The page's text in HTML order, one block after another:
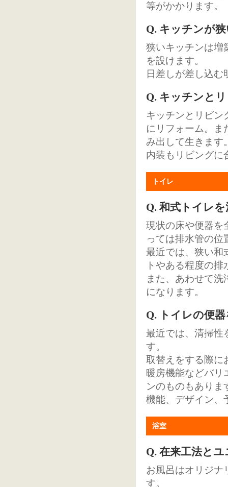
等がかかります。
Q. キッチンが
狭いキッチンは増
を設けます。
日差しが差し込
Q. キッチンと
キッチンとリビン
にリフォーム。ま
み出して生きます
内装もリビングに
トイレ
Q. 和式トイレ
現状の床や便器を
っては排水管の位
最近では、狭い和
トやある程度の
また、あわせて
になります。
Q. トイレの便
最近では、清掃性
す。
取替えをする際に
暖房機能などバリ
ンのものもありま
機能、デザイン、
浴室
Q. 在来工法と
お風呂はオリジナ
す。